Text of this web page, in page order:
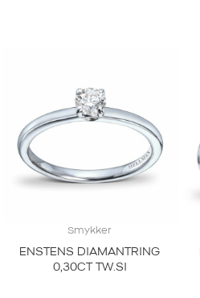
Smykker
ENSTENS DIAMANTRING
0,30CT TW.SI